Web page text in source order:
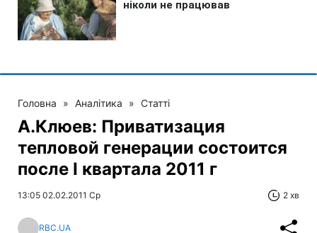
Головна » Аналітика » Статті
А.Клюев: Приватизация
тепловой генерации состоится
после І квартала 2011 г
13:05 02.02.2011 Ср 2 хв
RBC.UA